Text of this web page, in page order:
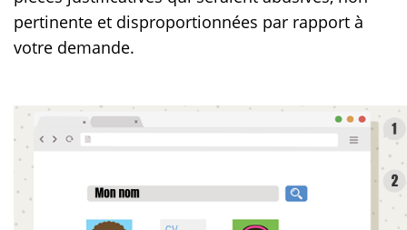
pertinente et disproportionnées par rapport à
votre demande.